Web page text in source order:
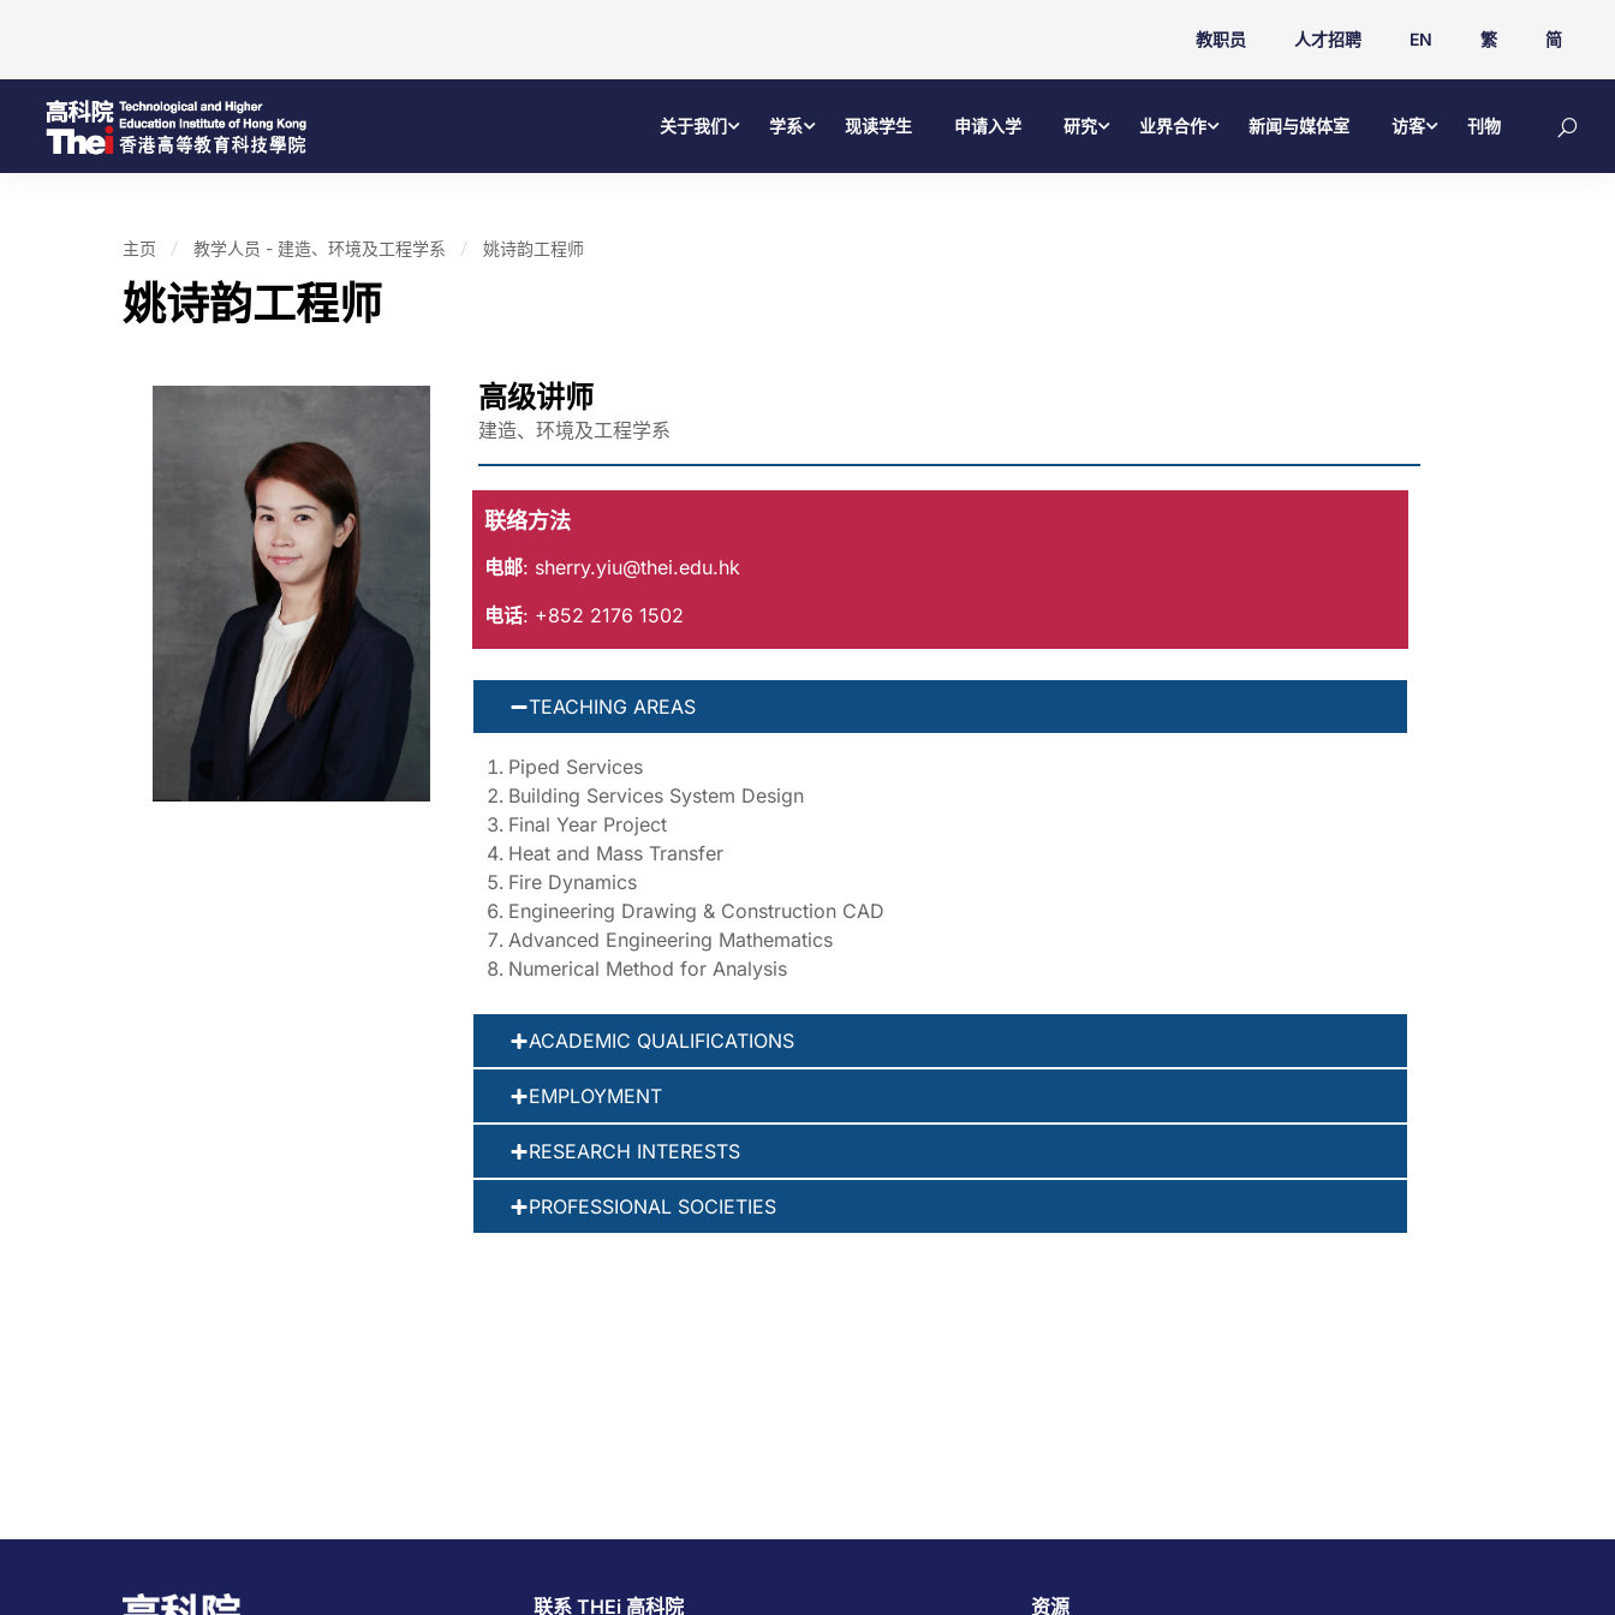
教职员 人才招聘 EN 繁 简
关于我们 学系 现读学生 申请入学 研究 业界合作 新闻与媒体室 访客 刊物
主页 教学人员 - 建造、环境及工程学系 姚诗韵工程师
姚诗韵工程师
高级讲师
建造、环境及工程学系
联络方法
电邮: sherry.yiu@thei.edu.hk
电话: +852 2176 1502
TEACHING AREAS
Piped Services
Building Services System Design
Final Year Project
Heat and Mass Transfer
Fire Dynamics
Engineering Drawing & Construction CAD
Advanced Engineering Mathematics
Numerical Method for Analysis
ACADEMIC QUALIFICATIONS
EMPLOYMENT
RESEARCH INTERESTS
PROFESSIONAL SOCIETIES
联系 THEi 高科院 资源